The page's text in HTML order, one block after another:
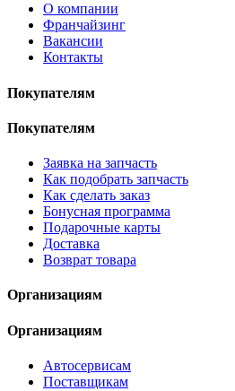
О компании
Франчайзинг
Вакансии
Контакты
Покупателям
Покупателям
Заявка на запчасть
Как подобрать запчасть
Как сделать заказ
Бонусная программа
Подарочные карты
Доставка
Возврат товара
Организациям
Организациям
Автосервисам
Поставщикам